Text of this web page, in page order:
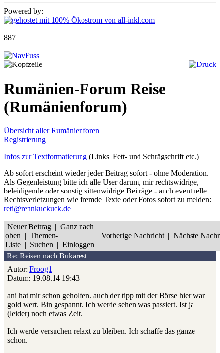
Powered by:
887
Rumänien-Forum Reise
(Rumänienforum)
Übersicht aller Rumänienforen
Registrierung
Infos zur Textformatierung (Links, Fett- und Schrägschrift etc.)
Ab sofort erscheint wieder jeder Beitrag sofort - ohne Moderation.
Als Gegenleistung bitte ich alle User darum, mir rechtswidrige,
beleidigende oder sonstig sittenwidrige Beiträge - auch eventuelle
Rechtsverletzungen wie fremde Texte oder Fotos sofort zu melden:
reti@rennkuckuck.de
Neuer Beitrag | Ganz nach
oben | Themen-
Liste | Suchen | Einloggen
Vorherige Nachricht | Nächste
Re: Reisen nach Bukarest
Autor: Froog1
Datum: 19.08.14 19:43
ani hat mir schon geholfen. auch der tipp mit der Börse hier war
gold wert. Bin gespannt. Ich werde sehen was passiert. Ist ja
(leider) noch etwas Zeit.
Ich werde versuchen relaxt zu bleiben. Ich schaffe das ganze
schon.